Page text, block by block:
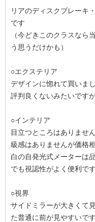
リアのディスクブレーキ
です
（今どきこのクラスなら
う思うだけかも）
○エクステリア
デザインに惚れて買いま
評判良くないみたいです
○インテリア
目立つところはありませ
級感はありませんが価格
白の自発光式メーターは
でも視認性がよく便利です
○視界
サイドミラーが大きくて
た普通に前が見やすいです